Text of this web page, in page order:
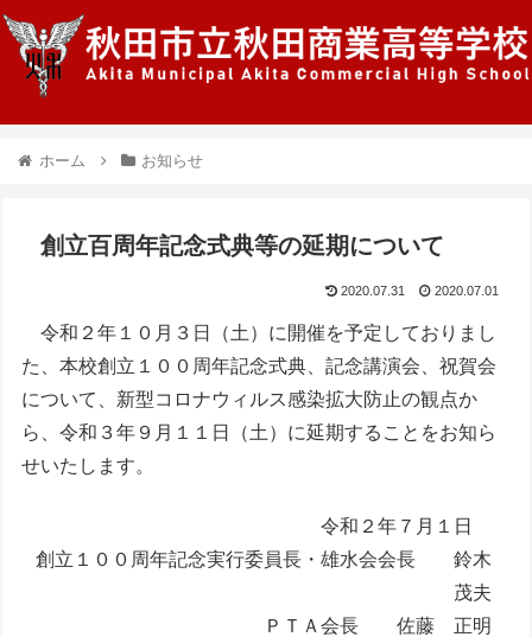
ホーム お知らせ
創立百周年記念式典等の延期について
2020.07.31 2020.07.01
令和２年１０月３日（土）に開催を予定しておりまし
た、本校創立１００周年記念式典、記念講演会、祝賀会
について、新型コロナウィルス感染拡大防止の観点か
ら、令和３年９月１１日（土）に延期することをお知ら
せいたします。
令和２年７月１日
創立１００周年記念実行委員長・雄水会会長 鈴木
茂夫
ＰＴＡ会長 佐藤 正明